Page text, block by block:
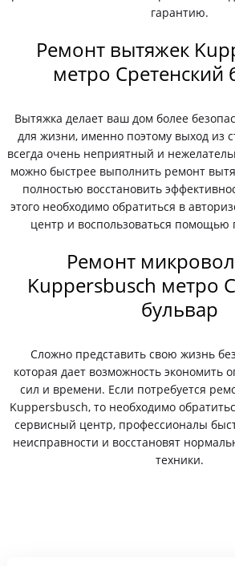
гарантию.
Ремонт вытяжек
метро Сретенский
Вытяжка делает ваш дом более
для жизни, именно поэтому выход из
всегда очень неприятный и
можно быстрее выполнить ремонт
полностью восстановить
этого необходимо обратиться в
центр и воспользоваться помощью
Ремонт
Kuppersbusch метро
бульвар
Сложно представить свою жизнь
которая дает возможность экономить
сил и времени. Если потребуется
Kuppersbusch, то необходимо
сервисный центр, профессионалы
неисправности и восстановят
техники.